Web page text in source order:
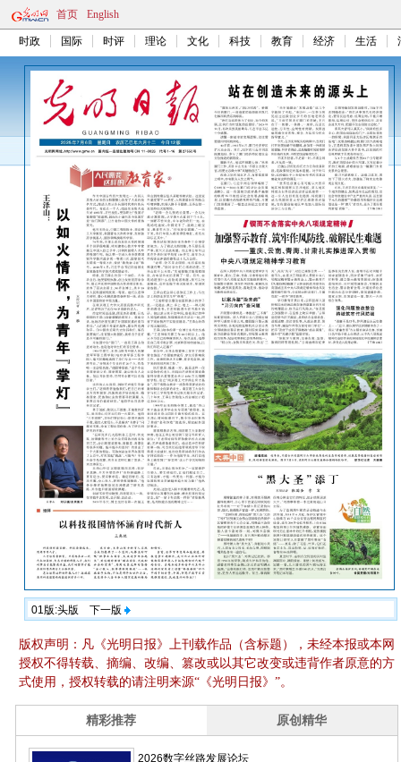
首页 English
时政 国际 时评 理论 文化 科技 教育 经济 生活
01版:头版 下一版
版权声明：凡《光明日报》上刊载作品（含标题），未经本报或本网
授权不得转载、摘编、改编、篡改或以其它改变或违背作者原意的方
式使用，授权转载的请注明来源“《光明日报》”。